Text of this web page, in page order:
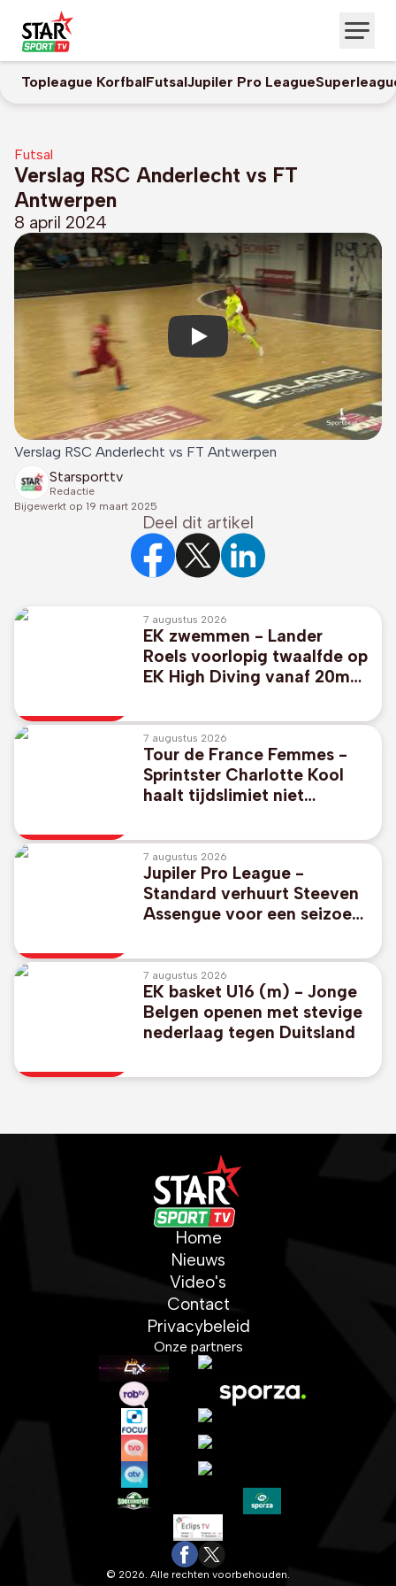
Topleague KorfbalFutsalJupiler Pro League
Futsal
Verslag RSC Anderlecht vs FT
Antwerpen
8 april 2024
Play
Verslag RSC Anderlecht vs FT Antwerpen
Starsporttv
Redactie
Bijgewerkt op 19 maart 2025
Deel dit artikel
7 augustus 2026
EK zwemmen - Lander
Roels voorlopig twaalfde op
EK High Diving vanaf 20m
7 augustus 2026
Tour de France Femmes -
Sprintster Charlotte Kool
haalt tijdslimiet niet
7 augustus 2026
Jupiler Pro League -
Standard verhuurt Steeven
Assengue voor een seizoen
7 augustus 2026
EK basket U16 (m) - Jonge
Belgen openen met stevige
nederlaag tegen Duitsland
Home
Nieuws
Video's
Contact
Privacybeleid
Onze partners
© 2026. Alle rechten voorbehouden.